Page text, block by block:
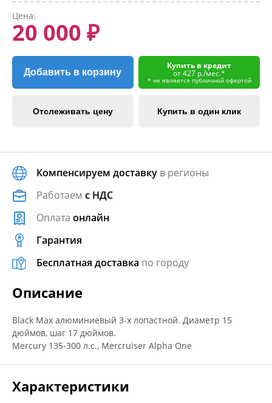
Цена:
20 000 ₽
Добавить в корзину
Купить в кредит
от 427 р./мес.*
* не является публичной офертой
Отслеживать цену Купить в один клик
Компенсируем доставку в регионы
Работаем с НДС
Оплата онлайн
Гарантия
Бесплатная доставка по городу
Описание
Black Max алюминиевый 3-х лопастной. Диаметр 15
дюймов, шаг 17 дюймов.
Mercury 135-300 л.с., Mercruiser Alpha One
Характеристики